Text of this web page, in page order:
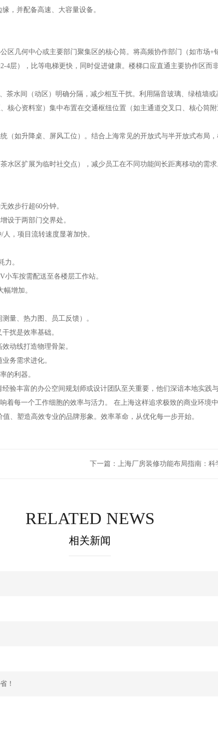
，并配备高速、大容量设备。
几何中心或主要部门聚集区的核心筒。将高频协作部门（如市场+
层），比等电梯更快，同时促进健康。楼梯口应直通主要协作区而非
水间（动区）明确分隔，减少相互干扰。利用隔音玻璃、绿植墙或
心资料室）集中布置在交通枢纽位置（如主通道交叉口、核心筒附
（如升降桌、屏风工位）。结合上海常见的开放式与半开放式布局
区扩展为临时社交点），减少员工在不同功能间长距离移动的需求
效步行超60分钟。
设于两部门交界处。
，项目流转速度显著加快。
力。
车按需配送至各楼层工作站。
增加。
量、热力图、员工反馈）。
扰是效率基础。
动线打造物理骨架。
务需求进化。
的利器。
验丰富的办公空间规划师或设计团队至关重要，他们深谙本地实践
着每一个工作细胞的效率与活力。 在上海这样追求极致的商业环境
、塑造高效专业的品牌形象。效率革命，从优化每一步开始。
下一篇： 上海厂房装修功能布局指南：
RELATED NEWS
相关新闻
！